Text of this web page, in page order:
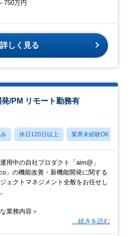
750万円
詳しく見る
発/PM リモート勤務有
休日120日以上 業界未経験OK
用中の自社プロダクト「aim@」
」の機能改善・新機能開発に関する
ェクトマネジメント全般をお任せし
業務内容＞
…続きを読む